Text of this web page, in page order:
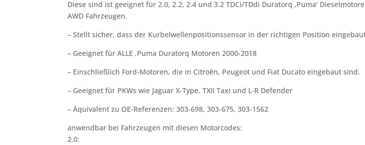
Diese sind ist geeignet für 2.0, 2.2, 2.4 und 3.2 TDCi/TDdi Duratorq ‚Puma‘
AWD Fahrzeugen.
– Stellt sicher, dass der Kurbelwellenpositionssensor in der richtigen Position
– Geeignet für ALLE ‚Puma Duratorq Motoren 2000-2018
– Einschließlich Ford-Motoren, die in Citroën, Peugeot und Fiat Ducato eingebaut sind.
– Geeignet für PKWs wie Jaguar X-Type, TXII Taxi und L-R Defender
– Äquivalent zu OE-Referenzen: 303-698, 303-675, 303-1562
anwendbar bei Fahrzeugen mit diesen Motorcodes:
2.0: